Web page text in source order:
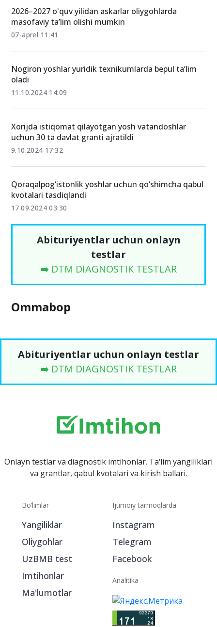
2026–2027 oʻquv yilidan askarlar oliygohlarda
masofaviy ta’lim olishi mumkin
07-aprel 11:41
Nogiron yoshlar yuridik texnikumlarda bepul ta’lim
oladi
11.10.2024 14:09
Xorijda istiqomat qilayotgan yosh vatandoshlar
uchun 30 ta davlat granti ajratildi
9.10.2024 17:32
Qoraqalpog‘istonlik yoshlar uchun qo‘shimcha qabul
kvotalari tasdiqlandi
17.09.2024 03:30
Abituriyentlar uchun onlayn
testlar
➡️ DTM DIAGNOSTIK TESTLAR
Ommabop
Abituriyentlar uchun onlayn testlar
➡️ DTM DIAGNOSTIK TESTLAR
Onlayn testlar va diagnostik imtihonlar. Ta‘lim yangiliklari
va grantlar, qabul kvotalari va kirish ballari.
Bo‘limlar
Yangiliklar
Oliygohlar
UzBMB test
Imtihonlar
Ma'lumotlar
Ijtimoiy tarmoqlarda
Instagram
Telegram
Facebook
Analitika